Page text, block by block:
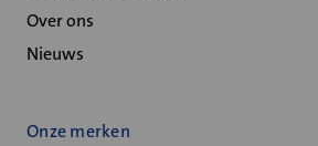
Over ons
Nieuws
Onze merken